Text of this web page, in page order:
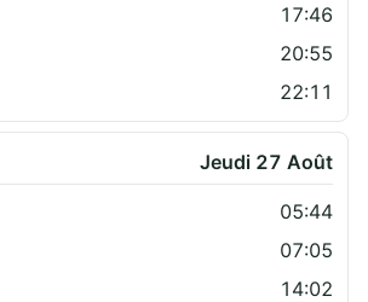
17:46
20:55
22:11
Jeudi 27 Août
05:44
07:05
14:02